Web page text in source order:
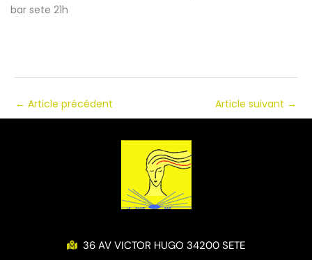
bar sete 21h
← Article précédent Article suivant →
36 AV VICTOR HUGO 34200 SETE